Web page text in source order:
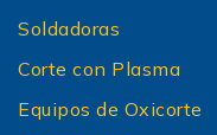
Soldadoras
Corte con Plasma
Equipos de Oxicorte